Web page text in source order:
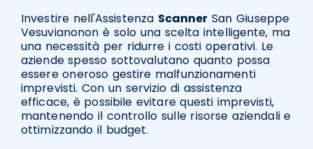
Investire nell'Assistenza Scanner San Giuseppe
Vesuvianonon è solo una scelta intelligente, ma
una necessità per ridurre i costi operativi. Le
aziende spesso sottovalutano quanto possa
essere oneroso gestire malfunzionamenti
imprevisti. Con un servizio di assistenza
efficace, è possibile evitare questi imprevisti,
mantenendo il controllo sulle risorse aziendali e
ottimizzando il budget.